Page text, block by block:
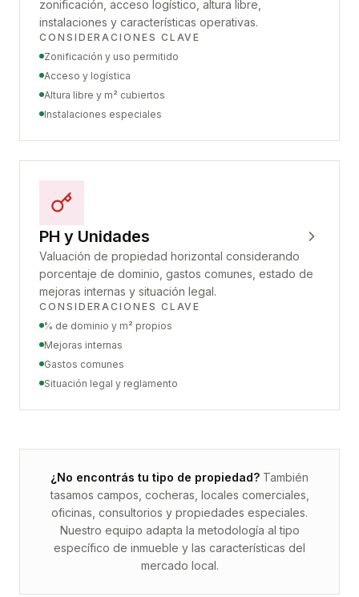
zonificación, acceso logístico, altura libre,
instalaciones y características operativas.
CONSIDERACIONES CLAVE
Zonificación y uso permitido
Acceso y logística
Altura libre y m² cubiertos
Instalaciones especiales
PH y Unidades
Valuación de propiedad horizontal considerando
porcentaje de dominio, gastos comunes, estado de
mejoras internas y situación legal.
CONSIDERACIONES CLAVE
% de dominio y m² propios
Mejoras internas
Gastos comunes
Situación legal y reglamento
¿No encontrás tu tipo de propiedad? También
tasamos campos, cocheras, locales comerciales,
oficinas, consultorios y propiedades especiales.
Nuestro equipo adapta la metodología al tipo
específico de inmueble y las características del
mercado local.